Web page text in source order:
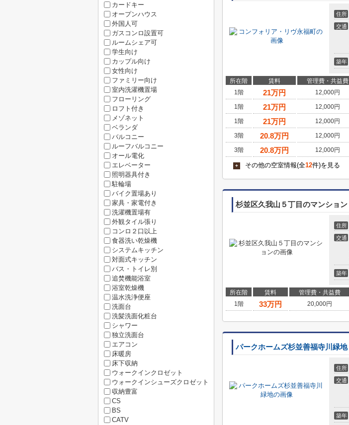
住所
交通
築年
所在階 賃料 管理費・共益費
1階
21万円 12,000円
1階
21万円 12,000円
1階
21万円 12,000円
3階
20.8万円 12,000円
3階
20.8万円 12,000円
+ その他の空室情報(全12件)を見る
杉並区久我山５丁目のマンション
住所
交通
築年
所在階 賃料 管理費・共益費
1階
33万円 20,000円
パークホームズ杉並善福寺川緑地
住所
交通
築年
カードキー
オープンハウス
外国人可
ガスコンロ設置可
ルームシェア可
学生向け
カップル向け
女性向け
ファミリー向け
室内洗濯機置場
フローリング
ロフト付き
メゾネット
ベランダ
バルコニー
ルーフバルコニー
オール電化
エレベーター
照明器具付き
駐輪場
バイク置場あり
家具・家電付き
洗濯機置場有
外観タイル張り
コンロ２口以上
食器洗い乾燥機
システムキッチン
対面式キッチン
バス・トイレ別
追焚機能浴室
浴室乾燥機
温水洗浄便座
洗面台
洗髪洗面化粧台
シャワー
独立洗面台
エアコン
床暖房
床下収納
ウォークインクロゼット
ウォークインシューズクロゼット
収納豊富
CS
BS
CATV